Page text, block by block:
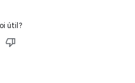
útil?